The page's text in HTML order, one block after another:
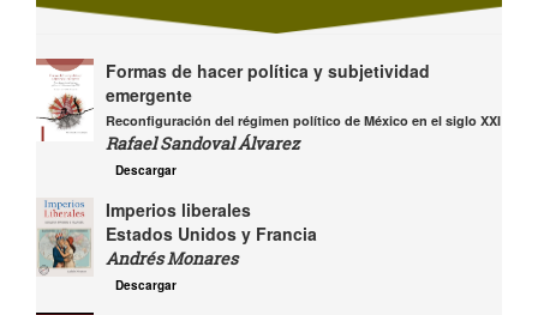
Formas de hacer política y subjetividad
emergente
Reconfiguración del régimen político de México en el siglo XXI
Rafael Sandoval Álvarez
Descargar
Imperios liberales
Estados Unidos y Francia
Andrés Monares
Descargar